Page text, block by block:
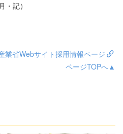
記）
業省Webサイト採用情報ページ
ページTOPへ▲